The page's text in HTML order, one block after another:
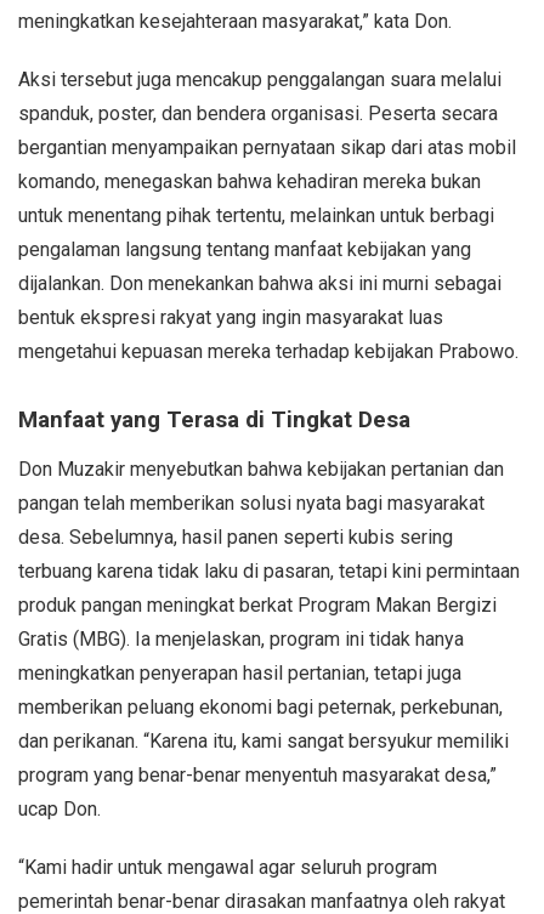
meningkatkan kesejahteraan masyarakat,” kata Don.
Aksi tersebut juga mencakup penggalangan suara melalui
spanduk, poster, dan bendera organisasi. Peserta secara
bergantian menyampaikan pernyataan sikap dari atas mobil
komando, menegaskan bahwa kehadiran mereka bukan
untuk menentang pihak tertentu, melainkan untuk berbagi
pengalaman langsung tentang manfaat kebijakan yang
dijalankan. Don menekankan bahwa aksi ini murni sebagai
bentuk ekspresi rakyat yang ingin masyarakat luas
mengetahui kepuasan mereka terhadap kebijakan Prabowo.
Manfaat yang Terasa di Tingkat Desa
Don Muzakir menyebutkan bahwa kebijakan pertanian dan
pangan telah memberikan solusi nyata bagi masyarakat
desa. Sebelumnya, hasil panen seperti kubis sering
terbuang karena tidak laku di pasaran, tetapi kini permintaan
produk pangan meningkat berkat Program Makan Bergizi
Gratis (MBG). Ia menjelaskan, program ini tidak hanya
meningkatkan penyerapan hasil pertanian, tetapi juga
memberikan peluang ekonomi bagi peternak, perkebunan,
dan perikanan. “Karena itu, kami sangat bersyukur memiliki
program yang benar-benar menyentuh masyarakat desa,”
ucap Don.
“Kami hadir untuk mengawal agar seluruh program
pemerintah benar-benar dirasakan manfaatnya oleh rakyat